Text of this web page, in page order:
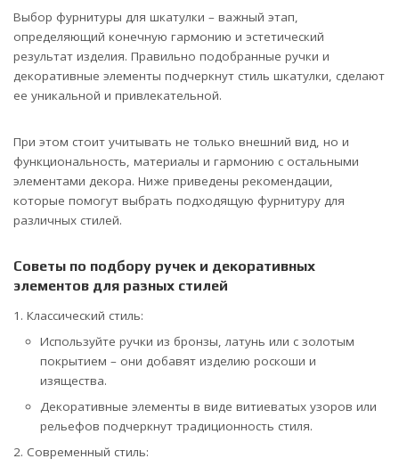
Выбор фурнитуры для шкатулки – важный этап,
определяющий конечную гармонию и эстетический
результат изделия. Правильно подобранные ручки и
декоративные элементы подчеркнут стиль шкатулки, сделают
ее уникальной и привлекательной.
При этом стоит учитывать не только внешний вид, но и
функциональность, материалы и гармонию с остальными
элементами декора. Ниже приведены рекомендации,
которые помогут выбрать подходящую фурнитуру для
различных стилей.
Советы по подбору ручек и декоративных
элементов для разных стилей
Классический стиль:
Используйте ручки из бронзы, латунь или с золотым
покрытием – они добавят изделию роскоши и
изящества.
Декоративные элементы в виде витиеватых узоров или
рельефов подчеркнут традиционность стиля.
Современный стиль: